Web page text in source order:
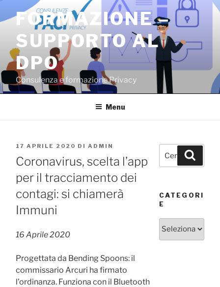
contenuto
FORMAZIONE –
SUPPORTO AL
DPO
Consulenza e formazione Privacy
Menu
PUBBLICATO
IL
17 APRILE 2020 DI ADMIN
Coronavirus, scelta l’app
per il tracciamento dei
contagi: si chiamerà
Immuni
16 Aprile 2020
Progettata da Bending Spoons: il
commissario Arcuri ha firmato
l’ordinanza. Funziona con il Bluetooth
Cerca:
CATEGORI
E